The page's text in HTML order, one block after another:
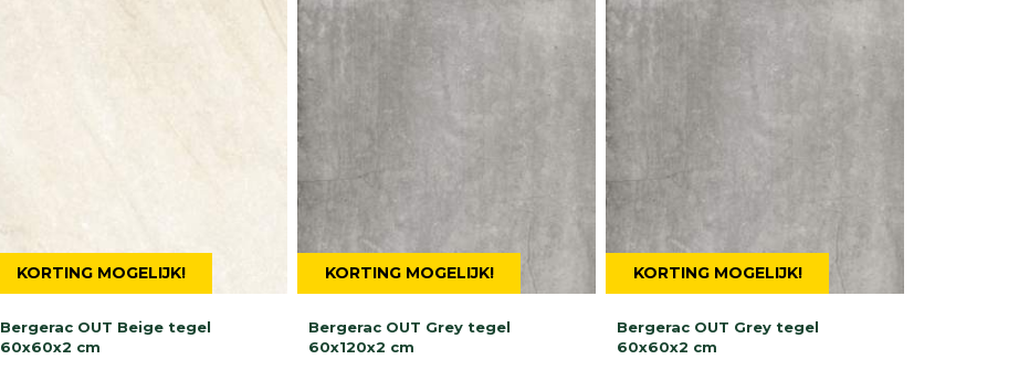
KORTING MOGELIJK!
Bergerac OUT Beige tegel
60x60x2 cm
KORTING MOGELIJK!
Bergerac OUT Grey tegel
60x120x2 cm
KORTING MOGELIJK!
Bergerac OUT Grey tegel
60x60x2 cm